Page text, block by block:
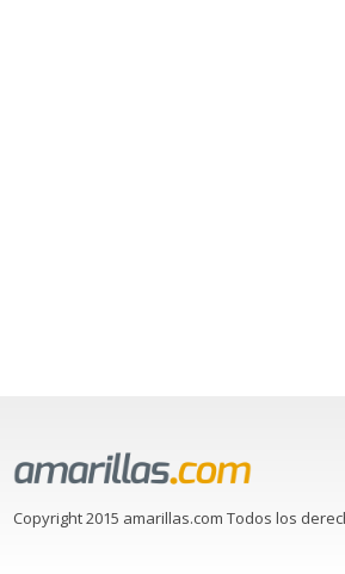
Copyright 2015 amarillas.com Todos los